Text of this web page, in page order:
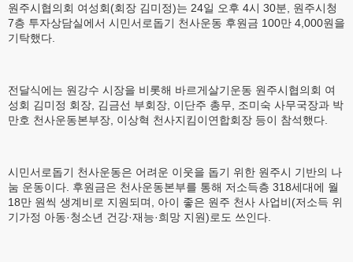
원주시협의회 여성회(회장 김미정)는 24일 오후 4시 30분, 원주시청
7층 투자상담실에서 시민서로돕기 천사운동 후원금 100만 4,000원을
기탁했다.
전달식에는 원강수 시장을 비롯해 바르게살기운동 원주시협의회 여
성회 김미정 회장, 김금선 부회장, 이단주 총무, 조미숙 사무국장과 박
만호 천사운동본부장, 이상혁 천사지킴이연합회장 등이 참석했다.
시민서로돕기 천사운동은 어려운 이웃을 돕기 위한 원주시 기반의 나
눔 운동이다. 후원금은 천사운동본부를 통해 저소득층 318세대에 월
18만 원씩 생계비로 지원되며, 아이 좋은 원주 천사 사업비(저소득 위
기가정 아동·청소년 건강·재능·희망 지원)로도 쓰인다.